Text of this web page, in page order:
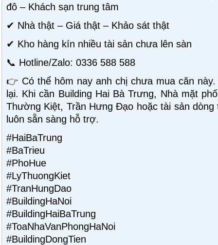
đô – Khách sạn trung tâm
✔ Nhà thật – Giá thật – Khảo sát thật
✔ Kho hàng kín nhiều tài sản chưa lên sàn
📞 Hotline/Zalo: 0336 588 588
👉 Có thể hôm nay anh chị chưa mua căn
lại. Khi cần Building Hai Bà Trưng, Nhà mặt
Thường Kiệt, Trần Hưng Đạo hoặc tài sản dòng
luôn sẵn sàng hỗ trợ.
#HaiBaTrung
#BaTrieu
#PhoHue
#LyThuongKiet
#TranHungDao
#BuildingHaNoi
#BuildingHaiBaTrung
#ToaNhaVanPhongHaNoi
#BuildingDongTien